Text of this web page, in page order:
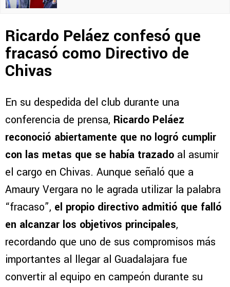
Ricardo Peláez confesó que
fracasó como Directivo de
Chivas
En su despedida del club durante una
conferencia de prensa, Ricardo Peláez
reconoció abiertamente que no logró cumplir
con las metas que se había trazado al asumir
el cargo en Chivas. Aunque señaló que a
Amaury Vergara no le agrada utilizar la palabra
“fracaso”, el propio directivo admitió que falló
en alcanzar los objetivos principales,
recordando que uno de sus compromisos más
importantes al llegar al Guadalajara fue
convertir al equipo en campeón durante su